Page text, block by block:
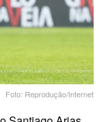
Foto: Reprodução/Internet